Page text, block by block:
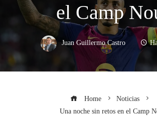
el Camp
Juan Guillermo Castro
Home
Noticias
Una noche sin retos en el Camp